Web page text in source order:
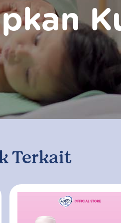
Terkait